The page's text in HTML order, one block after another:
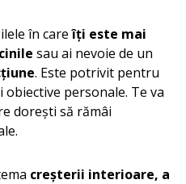
în careîți este mai
sau ai nevoie de un
. Este potrivit pentru
personale. Te va
dorești să rămâi
creșterii interioare, a